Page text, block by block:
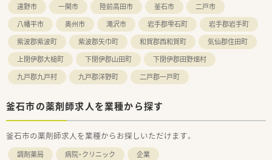
【会社特徴】
■全国に133の事業所を展開する、東証プライム上場の医薬品卸
企業です。
■医薬品の安定供給だけでなく、医療機関の経営を支えるコンサ
ル機能も強みです。
■女性活躍推進企業として、最高位の「えるぼし」認定を受けて
います。
遠野市
一関市 陸前高田市 釜石市
二戸市
八幡平市
奥州市 滝沢市 岩手郡雫石町
岩手郡岩手町
紫波郡紫波町
紫波郡矢巾町 和賀郡西和賀町
気仙郡住田町
上閉伊郡大槌町
下閉伊郡山田町
下閉伊郡田野畑村
九戸郡九戸村
九戸郡洋野町 二戸郡一戸町
釜石市の薬剤師求人を業種から探す
釜石市の薬剤師求人を業種からお探しいただけます。
調剤薬局 病院・クリニック 企業